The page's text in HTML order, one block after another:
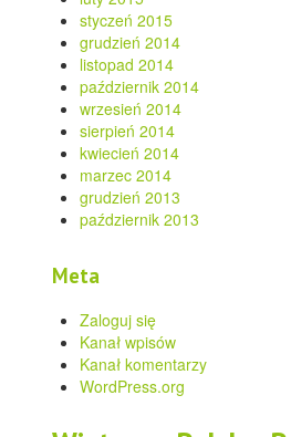
styczeń 2015
grudzień 2014
listopad 2014
październik 2014
wrzesień 2014
sierpień 2014
kwiecień 2014
marzec 2014
grudzień 2013
październik 2013
Meta
Zaloguj się
Kanał wpisów
Kanał komentarzy
WordPress.org